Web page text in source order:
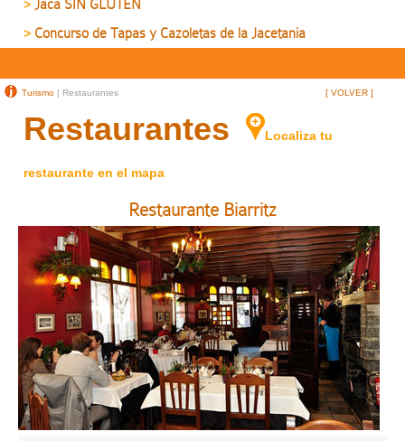
> Jaca SIN GLUTEN
> Concurso de Tapas y Cazoletas de la Jacetania
[ VOLVER ]
Turismo | Restaurantes
Restaurantes Localiza tu
restaurante en el mapa
Restaurante Biarritz